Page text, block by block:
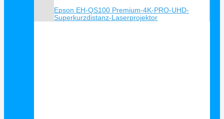
Epson EH-QS100 Premium-4K-PRO-UHD-
Superkurzdistanz-Laserprojektor